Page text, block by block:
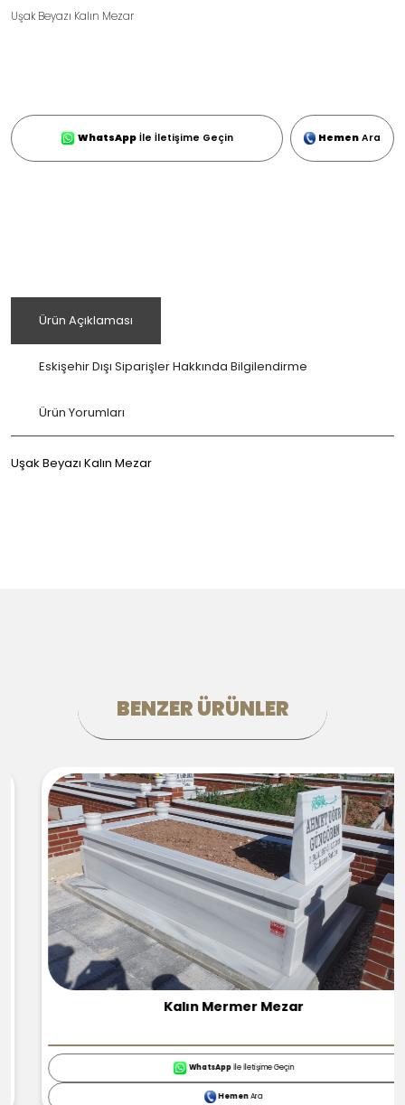
Uşak Beyazı Kalın Mezar
WhatsApp İle İletişime Geçin Hemen Ara
Ürün Açıklaması
Eskişehir Dışı Siparişler Hakkında Bilgilendirme
Ürün Yorumları
Uşak Beyazı Kalın Mezar
BENZER ÜRÜNLER
Kalın Mermer Mezar
WhatsAppİle İletişime Geçin
HemenAra